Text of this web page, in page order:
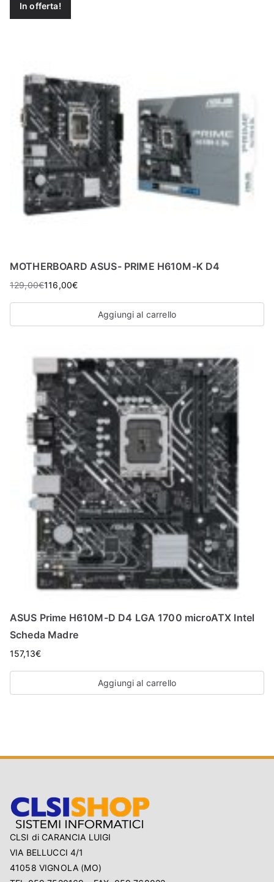
In offerta!
MOTHERBOARD ASUS- PRIME H610M-K D4
129,00€116,00€
Aggiungi al carrello
ASUS Prime H610M-D D4 LGA 1700 microATX Intel
Scheda Madre
157,13€
Aggiungi al carrello
CLSI di CARANCIA LUIGI
VIA BELLUCCI 4/1
41058 VIGNOLA (MO)